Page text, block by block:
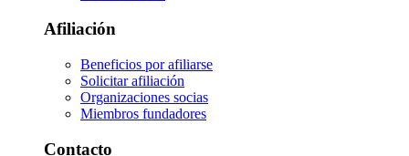
Afiliación
Beneficios por afiliarse
Solicitar afiliación
Organizaciones socias
Miembros fundadores
Contacto